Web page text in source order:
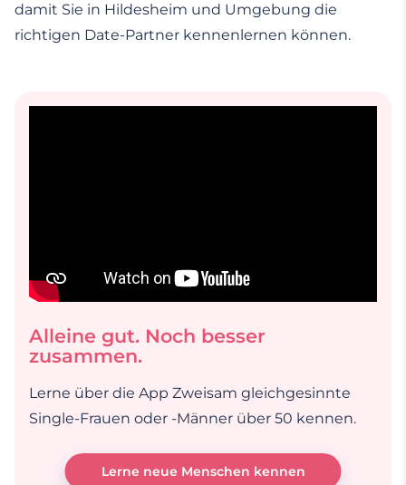
damit Sie in Hildesheim und Umgebung die
richtigen Date-Partner kennenlernen können.
Alleine gut. Noch besser
zusammen.
Lerne über die App Zweisam gleichgesinnte
Single-Frauen oder -Männer über 50 kennen.
Lerne neue Menschen kennen